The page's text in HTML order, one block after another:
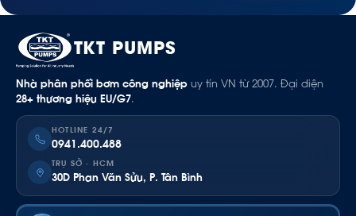
TKT PUMPS
Nhà phân phối bơm công nghiệp uy tín VN từ 2007. Đại diện
28+ thương hiệu EU/G7.
HOTLINE 24/7
0941.400.488
TRỤ SỞ · HCM
30D Phan Văn Sửu, P. Tân Bình